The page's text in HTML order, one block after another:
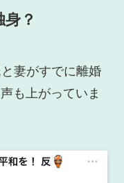
？
妻がすでに離婚
も上がっていま